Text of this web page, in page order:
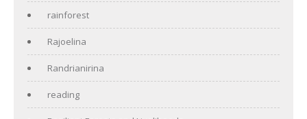
rainforest
Rajoelina
Randrianirina
reading